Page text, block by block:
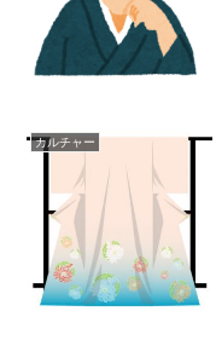
カルチャー